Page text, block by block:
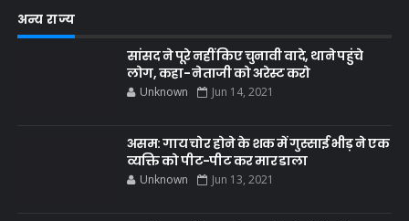
अन्य राज्य
सांसद ने पूरे नहीं किए चुनावी वादे, थाने पहुंचे
लोग, कहा- नेताजी को अरेस्ट करो
Unknown Jun 14, 2021
असम: गाय चोर होने के शक में गुस्साई भीड़ ने एक
व्यक्ति को पीट-पीट कर मार डाला
Unknown Jun 13, 2021